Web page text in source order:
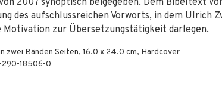
2007 synoptisch beigegeben. Dem Bibeltext
des aufschlussreichen Vorworts, in dem Ulrich
zur Übersetzungstätigkeit darlegen.
zwei Bänden Seiten, 16.0 x 24.0 cm, Hardcover
18506-0